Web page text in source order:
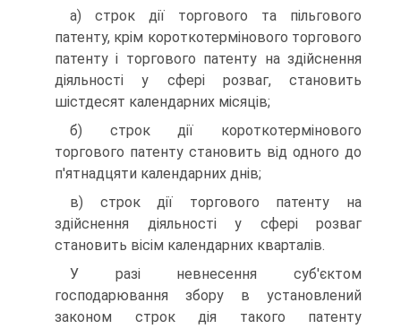
а) строк дії торгового та пільгового
патенту, крім корот­котермінового торгового
патенту і торгового патенту на здійснення
діяльності у сфері розваг, становить
шістдесят календарних місяців;
б) строк дії короткотермінового
торгового патенту ста­новить від одного до
п'ятнадцяти календарних днів;
в) строк дії торгового патенту на
здійснення діяльності у сфері розваг
становить вісім календарних кварталів.
У разі невнесення суб'єктом
господарювання збору в установлений
законом строк дія такого патенту